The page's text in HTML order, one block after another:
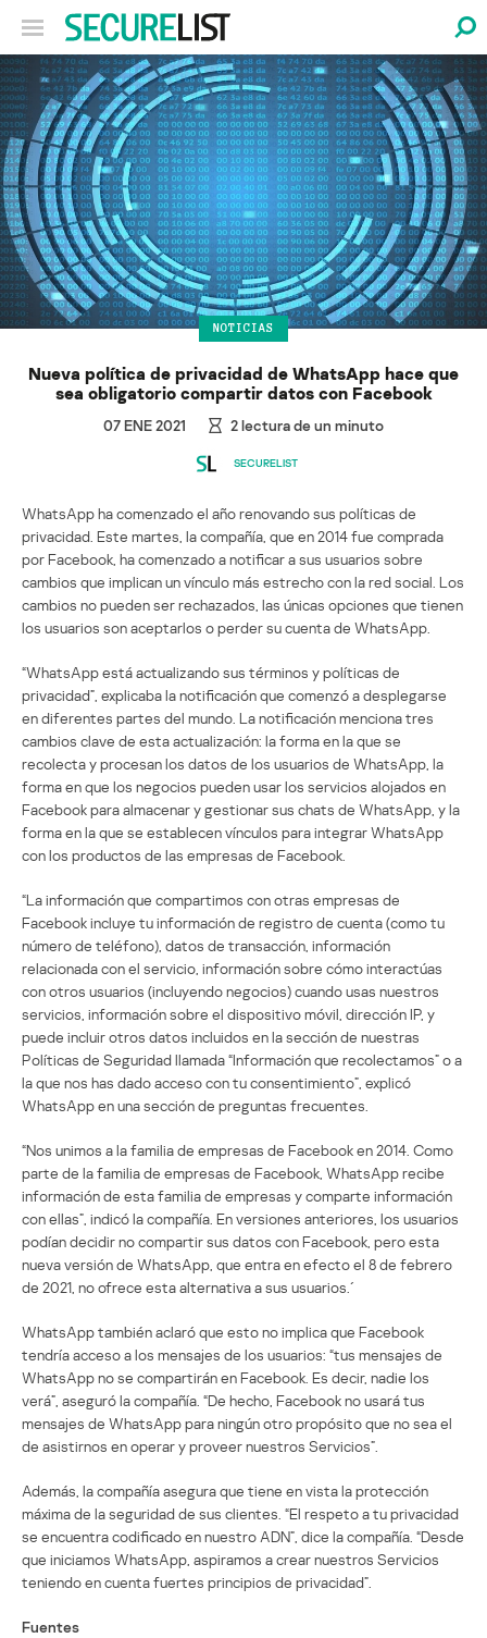
NOTICIAS
Nueva política de privacidad de WhatsApp hace que
sea obligatorio compartir datos con Facebook
07 ENE 2021 2lectura de un minuto
SECURELIST
WhatsApp ha comenzado el año renovando sus políticas de
privacidad. Este martes, la compañía, que en 2014 fue comprada
por Facebook, ha comenzado a notificar a sus usuarios sobre
cambios que implican un vínculo más estrecho con la red social. Los
cambios no pueden ser rechazados, las únicas opciones que tienen
los usuarios son aceptarlos o perder su cuenta de WhatsApp.
“WhatsApp está actualizando sus términos y políticas de
privacidad”, explicaba la notificación que comenzó a desplegarse
en diferentes partes del mundo. La notificación menciona tres
cambios clave de esta actualización: la forma en la que se
recolecta y procesan los datos de los usuarios de WhatsApp, la
forma en que los negocios pueden usar los servicios alojados en
Facebook para almacenar y gestionar sus chats de WhatsApp, y la
forma en la que se establecen vínculos para integrar WhatsApp
con los productos de las empresas de Facebook.
“La información que compartimos con otras empresas de
Facebook incluye tu información de registro de cuenta (como tu
número de teléfono), datos de transacción, información
relacionada con el servicio, información sobre cómo interactúas
con otros usuarios (incluyendo negocios) cuando usas nuestros
servicios, información sobre el dispositivo móvil, dirección IP, y
puede incluir otros datos incluidos en la sección de nuestras
Políticas de Seguridad llamada “Información que recolectamos” o a
la que nos has dado acceso con tu consentimiento”, explicó
WhatsApp en una sección de preguntas frecuentes.
“Nos unimos a la familia de empresas de Facebook en 2014. Como
parte de la familia de empresas de Facebook, WhatsApp recibe
información de esta familia de empresas y comparte información
con ellas”, indicó la compañía. En versiones anteriores, los usuarios
podían decidir no compartir sus datos con Facebook, pero esta
nueva versión de WhatsApp, que entra en efecto el 8 de febrero
de 2021, no ofrece esta alternativa a sus usuarios.´
WhatsApp también aclaró que esto no implica que Facebook
tendría acceso a los mensajes de los usuarios: “tus mensajes de
WhatsApp no se compartirán en Facebook. Es decir, nadie los
verá”, aseguró la compañía. “De hecho, Facebook no usará tus
mensajes de WhatsApp para ningún otro propósito que no sea el
de asistirnos en operar y proveer nuestros Servicios”.
Además, la compañía asegura que tiene en vista la protección
máxima de la seguridad de sus clientes. “El respeto a tu privacidad
se encuentra codificado en nuestro ADN”, dice la compañía. “Desde
que iniciamos WhatsApp, aspiramos a crear nuestros Servicios
teniendo en cuenta fuertes principios de privacidad”.
Fuentes